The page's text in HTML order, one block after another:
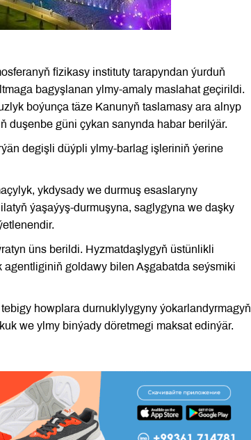
fizikasy instituty tarapyndan ýurduň
bagyşlanan ylmy-amaly maslahat geçirildi.
boýunça täze Kanunyň taslamasy ara alnyp
duşenbe güni çykan sanynda habar berilýär.
degişli düýpli ylmy-barlag işleriniň ýerine
ykdysady we durmuş esaslaryny
ýaşaýyş-durmuşyna, saglygyna we daşky
üns berildi. Hyzmatdaşlygyň üstünlikli
goldawy bilen Aşgabatda seýsmiki
howplara durnuklylygyny ýokarlandyrmagyň
we ylmy binýady döretmegi maksat edinýär.